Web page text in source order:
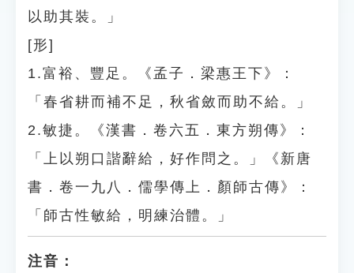
以助其裝。」
[形]
1.富裕、豐足。《孟子．梁惠王下》：
「春省耕而補不足，秋省斂而助不給。」
2.敏捷。《漢書．卷六五．東方朔傳》：
「上以朔口諧辭給，好作問之。」《新唐
書．卷一九八．儒學傳上．顏師古傳》：
「師古性敏給，明練治體。」
注音：